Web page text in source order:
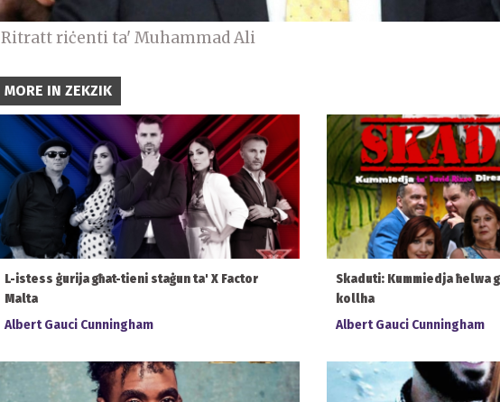
Ritratt riċenti ta' Muhammad Ali
MORE IN ZEKZIK
L-istess ġurija għat-tieni staġun ta' X Factor
Malta
Albert Gauci Cunningham
Skaduti: Kummiedja ħelwa
kollha
Albert Gauci Cunningham